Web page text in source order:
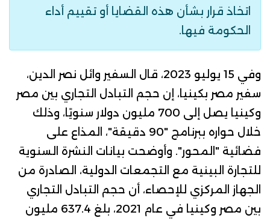
اتخاذ قرار بشأن هذه القضايا أو تقييم أداء
الحكومة فيها.
وفي 15 يوليو 2023، قال السفير وائل نصر الدين،
سفير مصر بكينيا، إن حجم التبادل التجاري بين مصر
وكينيا يصل إلى 700 مليون دولار سنويًا، وذلك
خلال حواره
ببرنامج "90 دقيقة"، المذاع على
فضائية "المحور". وأوضحت بيانات النشرة السنوية
للتجارة البينية مع التجمعات الدولية، الصادرة من
الجهاز المركزي للإحصاء، أن حجم التبادل التجاري
بين مصر وكينيا في عام 2021، بلغ 637.4 مليون